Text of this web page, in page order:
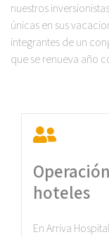
nuestros
únicas en sus
integrantes de un
que se renueva año
hoteles
En Arriva